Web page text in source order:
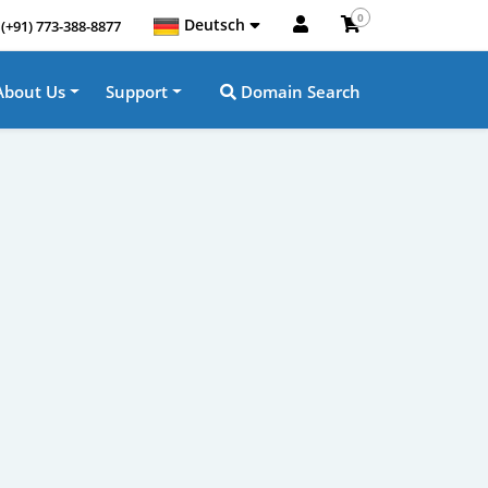
(+91) 773-388-8877 Deutsch 0
Us Support Domain Search